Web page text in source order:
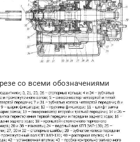
со всеми обозначениями